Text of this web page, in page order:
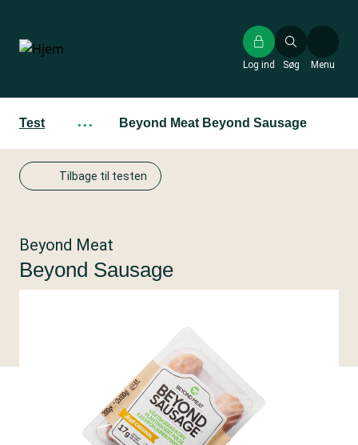
hovedindhold
Søg
Log ind Menu
Test ··· Beyond Meat Beyond Sausage
Tilbage til testen
Beyond Meat
Beyond Sausage